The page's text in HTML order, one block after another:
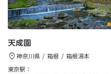
天成園
神奈川県 箱根
箱根湯本
東京駅：